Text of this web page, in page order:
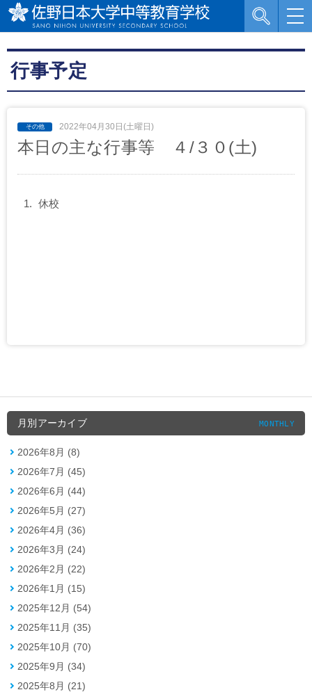
行事予定
2022年04月30日(土曜日)
本日の主な行事等 ４/３０(土)
休校
月別アーカイブ MONTHLY
2026年8月 (8)
2026年7月 (45)
2026年6月 (44)
2026年5月 (27)
2026年4月 (36)
2026年3月 (24)
2026年2月 (22)
2026年1月 (15)
2025年12月 (54)
2025年11月 (35)
2025年10月 (70)
2025年9月 (34)
2025年8月 (21)